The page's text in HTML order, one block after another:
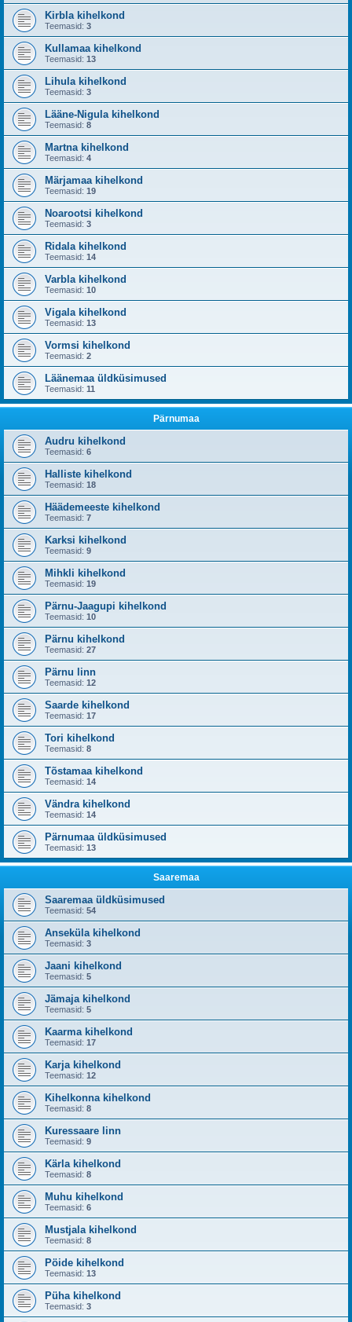
Kirbla kihelkond
Teemasid: 3
Kullamaa kihelkond
Teemasid: 13
Lihula kihelkond
Teemasid: 3
Lääne-Nigula kihelkond
Teemasid: 8
Martna kihelkond
Teemasid: 4
Märjamaa kihelkond
Teemasid: 19
Noarootsi kihelkond
Teemasid: 3
Ridala kihelkond
Teemasid: 14
Varbla kihelkond
Teemasid: 10
Vigala kihelkond
Teemasid: 13
Vormsi kihelkond
Teemasid: 2
Läänemaa üldküsimused
Teemasid: 11
Pärnumaa
Audru kihelkond
Teemasid: 6
Halliste kihelkond
Teemasid: 18
Häädemeeste kihelkond
Teemasid: 7
Karksi kihelkond
Teemasid: 9
Mihkli kihelkond
Teemasid: 19
Pärnu-Jaagupi kihelkond
Teemasid: 10
Pärnu kihelkond
Teemasid: 27
Pärnu linn
Teemasid: 12
Saarde kihelkond
Teemasid: 17
Tori kihelkond
Teemasid: 8
Tõstamaa kihelkond
Teemasid: 14
Vändra kihelkond
Teemasid: 14
Pärnumaa üldküsimused
Teemasid: 13
Saaremaa
Saaremaa üldküsimused
Teemasid: 54
Anseküla kihelkond
Teemasid: 3
Jaani kihelkond
Teemasid: 5
Jämaja kihelkond
Teemasid: 5
Kaarma kihelkond
Teemasid: 17
Karja kihelkond
Teemasid: 12
Kihelkonna kihelkond
Teemasid: 8
Kuressaare linn
Teemasid: 9
Kärla kihelkond
Teemasid: 8
Muhu kihelkond
Teemasid: 6
Mustjala kihelkond
Teemasid: 8
Pöide kihelkond
Teemasid: 13
Püha kihelkond
Teemasid: 3